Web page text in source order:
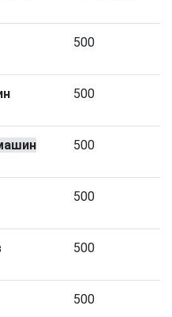
500
500
500
500
500
500